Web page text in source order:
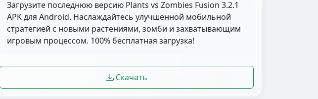
Загрузите последнюю версию Plants vs Zombies Fusion 3.2.1
APK для Android. Наслаждайтесь улучшенной мобильной
стратегией с новыми растениями, зомби и захватывающим
игровым процессом. 100% бесплатная загрузка!
Скачать